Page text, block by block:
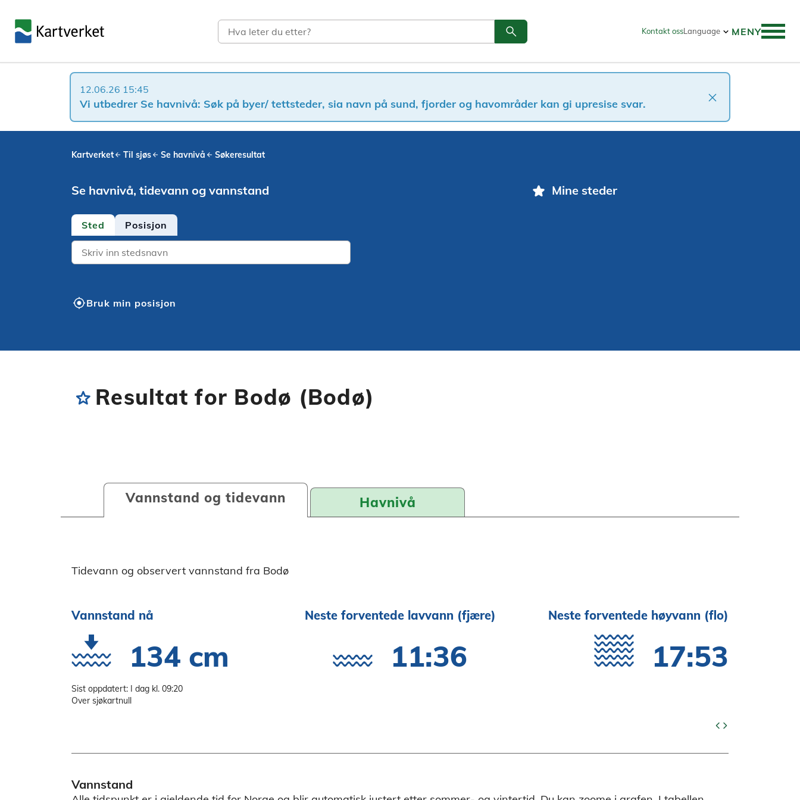
Søk
Søk
search Kontakt ossLanguage MENY
12.06.26 15:45
Vi utbedrer Se havnivå: Søk på byer/ tettsteder, sia navn på sund, fjorder og havområder kan gi upresise svar. close
Kartverket Til sjøs Se havnivå Søkeresultat
Se havnivå, tidevann og vannstand
Sted
Posisjon
Location
my_locationBruk min posisjon
star Mine steder
star Resultat for Bodø (Bodø)
Vannstand og tidevann Havnivå
Tidevann og observert vannstand fra Bodø
Vannstand nå
134 cm
Sist oppdatert: I dag kl. 09:20
Over sjøkartnull
Neste forventede lavvann (fjære)
11:36
Neste forventede høyvann (flo)
17:53
code
Vannstand